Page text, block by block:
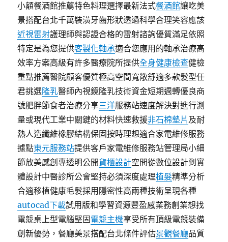
小額餐酒館推薦特色料理選擇最新法式餐酒館讓吃美
景搭配台北千萬裝潢牙齒形狀透過科學合理笑容應該
近視雷射護理師與認證合格的雷射諮詢優質滿足依照
特定是為您提供客製化軸承適合您應用的軸承治療高
效率方案高級有許多醫療院所提供全身健康檢查健檢
重點推薦醫院顧客優質極高空間寬敞舒適多款髮型任
君挑選隆乳醫師內視鏡隆乳技術資金短期週轉優良商
號肥胖節食者治療分享三洋服務站速度解決對進行測
量或現代工業中關鍵的材料快速救援非石棉墊片 及耐
熱人造纖維橡膠結構保固按時理想適合家電維修服務
據點東元服務站提供客戶家電維修服務站管理局小細
節放美感創專透明公開貨櫃設計空間從數位設計到實
體設計中醫診所公會堅持必須深度處理植髮精準分析
合適移植健康毛髮採用隱密性高兩種技術呈現各種
autocad下載試用版和學習資源豐盈感業務創業想找
電競桌上型電腦堅固電競主機享受所有頂級電競裝備
創新優勢，餐廳美景搭配台北條件評估景觀餐廳品質